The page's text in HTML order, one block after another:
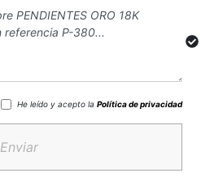
He leído y acepto la Política de privacidad
Enviar